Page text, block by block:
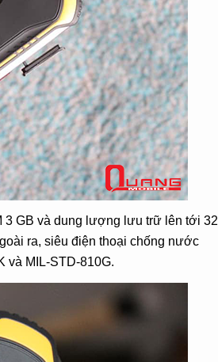
3 GB và dung lượng lưu trữ lên tới 32
ra, siêu điện thoại chống nước
và MIL-STD-810G.